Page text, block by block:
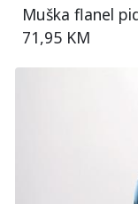
Muška flanel
71,95 KM